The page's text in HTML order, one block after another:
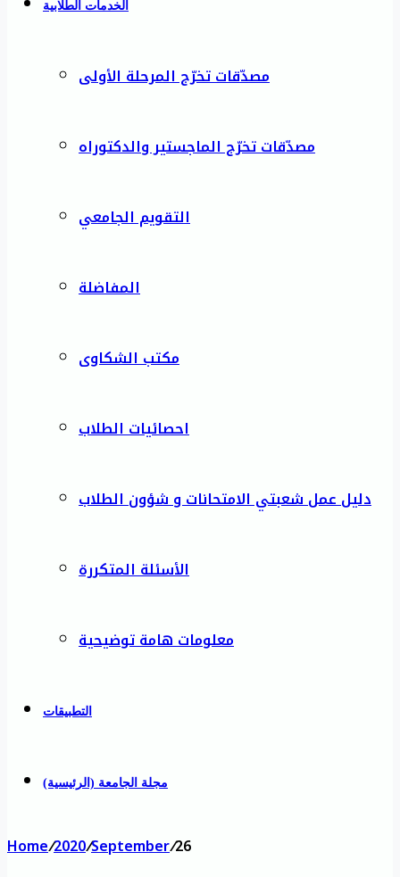
الخدمات الطلابية
مصدّقات تخرّج المرحلة الأولى
مصدّقات تخرّج الماجستير والدكتوراه
التقويم الجامعي
المفاضلة
مكتب الشكاوى
احصائيات الطلاب
دليل عمل شعبتي الامتحانات و شؤون الطلاب
الأسئلة المتكررة
معلومات هامة توضيحية
التطبيقات
مجلة الجامعة (الرئيسية)
Home/2020/September/26